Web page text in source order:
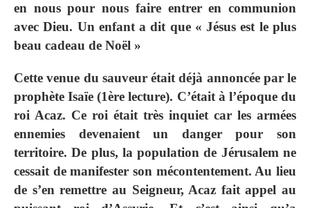
en nous pour nous faire entrer en communion
avec Dieu. Un enfant a dit que « Jésus est le plus
beau cadeau de Noël »
Cette venue du sauveur était déjà annoncée par le
prophète Isaïe (1ère lecture). C’était à l’époque du
roi Acaz. Ce roi était très inquiet car les armées
ennemies devenaient un danger pour son
territoire. De plus, la population de Jérusalem ne
cessait de manifester son mécontentement. Au lieu
de s’en remettre au Seigneur, Acaz fait appel au